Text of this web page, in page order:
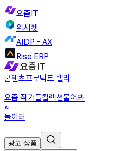
요즘IT
위시켓
AIDP - AX
Rise ERP
콘텐츠프로덕트 밸리
요즘 작가들컬렉션물어봐
놀이터
광고 상품